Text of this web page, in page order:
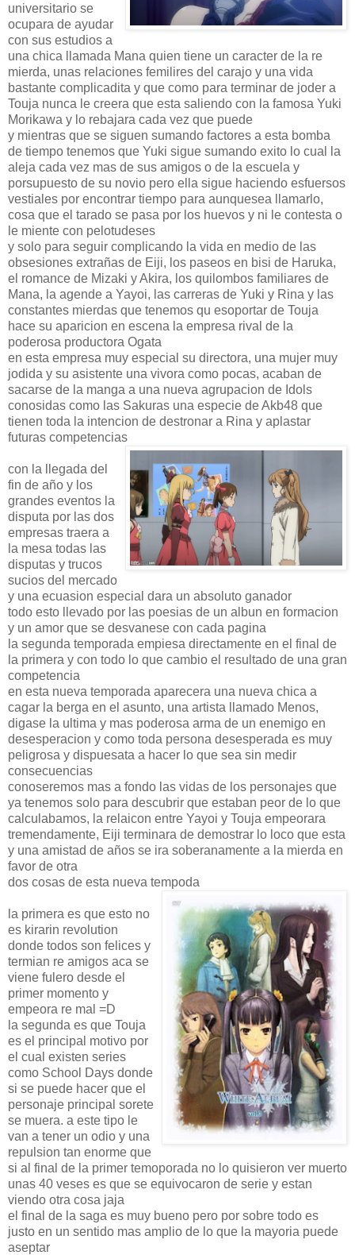
universitario se
ocupara de ayudar
con sus estudios a
una chica llamada Mana quien tiene un caracter de la re
mierda, unas relaciones femilires del carajo y una vida
bastante complicadita y que como para terminar de joder a
Touja nunca le creera que esta saliendo con la famosa Yuki
Morikawa y lo rebajara cada vez que puede
y mientras que se siguen sumando factores a esta bomba
de tiempo tenemos que Yuki sigue sumando exito lo cual la
aleja cada vez mas de sus amigos o de la escuela y
porsupuesto de su novio pero ella sigue haciendo esfuersos
vestiales por encontrar tiempo para aunquesea llamarlo,
cosa que el tarado se pasa por los huevos y ni le contesta o
le miente con pelotudeses
y solo para seguir complicando la vida en medio de las
obsesiones extrañas de Eiji, los paseos en bisi de Haruka,
el romance de Mizaki y Akira, los quilombos familiares de
Mana, la agende a Yayoi, las carreras de Yuki y Rina y las
constantes mierdas que tenemos qu esoportar de Touja
hace su aparicion en escena la empresa rival de la
poderosa productora Ogata
en esta empresa muy especial su directora, una mujer muy
jodida y su asistente una vivora como pocas, acaban de
sacarse de la manga a una nueva agrupacion de Idols
conosidas como las Sakuras una especie de Akb48 que
tienen toda la intencion de destronar a Rina y aplastar
futuras competencias
con la llegada del
fin de año y los
grandes eventos la
disputa por las dos
empresas traera a
la mesa todas las
disputas y trucos
sucios del mercado
y una ecuasion especial dara un absoluto ganador
todo esto llevado por las poesias de un albun en formacion
y un amor que se desvanese con cada pagina
la segunda temporada empiesa directamente en el final de
la primera y con todo lo que cambio el resultado de una gran
competencia
en esta nueva temporada aparecera una nueva chica a
cagar la berga en el asunto, una artista llamado Menos,
digase la ultima y mas poderosa arma de un enemigo en
desesperacion y como toda persona desesperada es muy
peligrosa y dispuesata a hacer lo que sea sin medir
consecuencias
conoseremos mas a fondo las vidas de los personajes que
ya tenemos solo para descubrir que estaban peor de lo que
calculabamos, la relaicon entre Yayoi y Touja empeorara
tremendamente, Eiji terminara de demostrar lo loco que esta
y una amistad de años se ira soberanamente a la mierda en
favor de otra
dos cosas de esta nueva tempoda
la primera es que esto no
es kirarin revolution
donde todos son felices y
termian re amigos aca se
viene fulero desde el
primer momento y
empeora re mal =D
la segunda es que Touja
es el principal motivo por
el cual existen series
como School Days donde
si se puede hacer que el
personaje principal sorete
se muera. a este tipo le
van a tener un odio y una
repulsion tan enorme que
si al final de la primer temoporada no lo quisieron ver muerto
unas 40 veses es que se equivocaron de serie y estan
viendo otra cosa jaja
el final de la saga es muy bueno pero por sobre todo es
justo en un sentido mas amplio de lo que la mayoria puede
aseptar